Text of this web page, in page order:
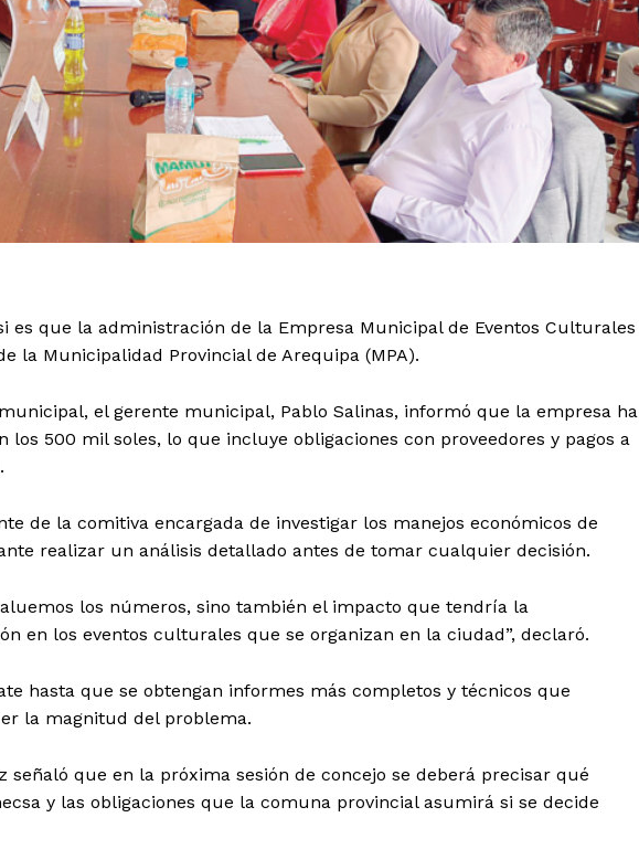
es que la administración de la Empresa Municipal de Eventos Culturales
la Municipalidad Provincial de Arequipa (MPA).
el gerente municipal, Pablo Salinas, informó que la empresa ha
500 mil soles, lo que incluye obligaciones con proveedores y pagos a
de la comitiva encargada de investigar los manejos económicos de
realizar un análisis detallado antes de tomar cualquier decisión.
los números, sino también el impacto que tendría la
en los eventos culturales que se organizan en la ciudad”, declaró.
hasta que se obtengan informes más completos y técnicos que
la magnitud del problema.
señaló que en la próxima sesión de concejo se deberá precisar qué
y las obligaciones que la comuna provincial asumirá si se decide